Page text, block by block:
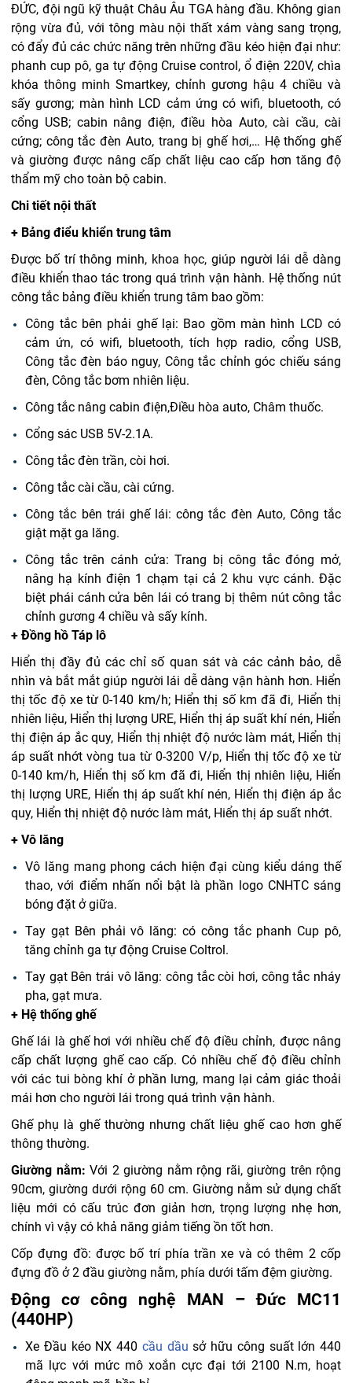
ĐỨC, đội ngũ kỹ thuật Châu Âu TGA hàng đầu. Không gian
rộng vừa đủ, với tông màu nội thất xám vàng sang trọng,
có đẩy đủ các chức năng trên những đầu kéo hiện đại như:
phanh cup pô, ga tự động Cruise control, ổ điện 220V, chìa
khóa thông minh Smartkey, chỉnh gương hậu 4 chiều và
sấy gương; màn hình LCD cảm ứng có wifi, bluetooth, có
cổng USB; cabin nâng điện, điều hòa Auto, cài cầu, cài
cứng; công tắc đèn Auto, trang bị ghế hơi,… Hệ thống ghế
và giường được nâng cấp chất liệu cao cấp hơn tăng độ
thẩm mỹ cho toàn bộ cabin.
Chi tiết nội thất
+ Bảng điểu khiển trung tâm
Được bố trí thông minh, khoa học, giúp người lái dễ dàng
điều khiển thao tác trong quá trình vận hành. Hệ thống nút
công tắc bảng điều khiển trung tâm bao gồm:
Công tắc bên phải ghế lại: Bao gồm màn hình LCD có
cảm ứn, có wifi, bluetooth, tích hợp radio, cổng USB,
Công tắc đèn báo nguy, Công tắc chỉnh góc chiếu sáng
đèn, Công tắc bơm nhiên liệu.
Công tắc nâng cabin điện,Điều hòa auto, Châm thuốc.
Cổng sác USB 5V-2.1A.
Công tắc đèn trần, còi hơi.
Công tắc cài cầu, cài cứng.
Công tắc bên trái ghế lái: công tắc đèn Auto, Công tắc
giật mặt ga lăng.
Công tắc trên cánh cửa: Trang bị công tắc đóng mở,
nâng hạ kính điện 1 chạm tại cả 2 khu vực cánh. Đặc
biệt phái cánh cửa bên lái có trang bị thêm nút công tắc
chỉnh gương 4 chiều và sấy kính.
+ Đồng hồ Táp lô
Hiển thị đầy đủ các chỉ số quan sát và các cảnh bảo, dễ
nhìn và bắt mắt giúp người lái dễ dàng vận hành hơn. Hiển
thị tốc độ xe từ 0-140 km/h; Hiển thị số km đã đi, Hiển thị
nhiên liệu, Hiển thị lượng URE, Hiển thị áp suất khí nén, Hiển
thị điện áp ắc quy, Hiển thị nhiệt độ nước làm mát, Hiển thị
áp suất nhớt vòng tua từ 0-3200 V/p, Hiển thị tốc độ xe từ
0-140 km/h, Hiển thị số km đã đi, Hiển thị nhiên liệu, Hiển
thị lượng URE, Hiển thị áp suất khí nén, Hiển thị điện áp ắc
quy, Hiển thị nhiệt độ nước làm mát, Hiển thị áp suất nhớt.
+ Vô lăng
Vô lăng mang phong cách hiện đại cùng kiểu dáng thế
thao, với điểm nhấn nổi bật là phần logo CNHTC sáng
bóng đặt ở giữa.
Tay gạt Bên phải vô lăng: có công tắc phanh Cup pô,
tăng chỉnh ga tự động Cruise Coltrol.
Tay gạt Bên trái vô lăng: công tắc còi hơi, công tắc nháy
pha, gạt mưa.
+ Hệ thống ghế
Ghế lái là ghế hơi với nhiều chế độ điều chỉnh, được nâng
cấp chất lượng ghế cao cấp. Có nhiều chế độ điều chỉnh
với các tui bòng khí ở phần lưng, mang lại cảm giác thoải
mái hơn cho người lái trong quá trình vận hành.
Ghế phụ là ghế thường nhưng chất liệu ghế cao hơn ghế
thông thường.
Giường nằm: Với 2 giường nằm rộng rãi, giường trên rộng
90cm, giường dưới rộng 60 cm. Giường nằm sử dụng chất
liệu mới có cấu trúc đơn giản hơn, trọng lượng nhẹ hơn,
chính vì vậy có khả năng giảm tiếng ồn tốt hơn.
Cốp đựng đồ: được bố trí phía trần xe và có thêm 2 cốp
đựng đồ ở 2 đầu giường nằm, phía dưới tấm đệm giường.
Động cơ công nghệ MAN – Đức MC11
(440HP)
Xe Đầu kéo NX 440 cầu dầu sở hữu công suất lớn 440
mã lực với mức mô xoắn cực đại tới 2100 N.m, hoạt